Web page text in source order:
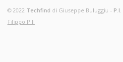
© 2022 Techfind di Giuseppe Buluggiu - P.I.
Filippo Pili